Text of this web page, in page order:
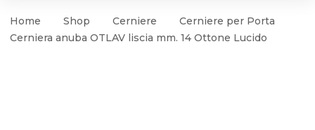
Home Shop Cerniere
Cerniere per Porta
Cerniera anuba OTLAV liscia mm. 14 Ottone Lucido